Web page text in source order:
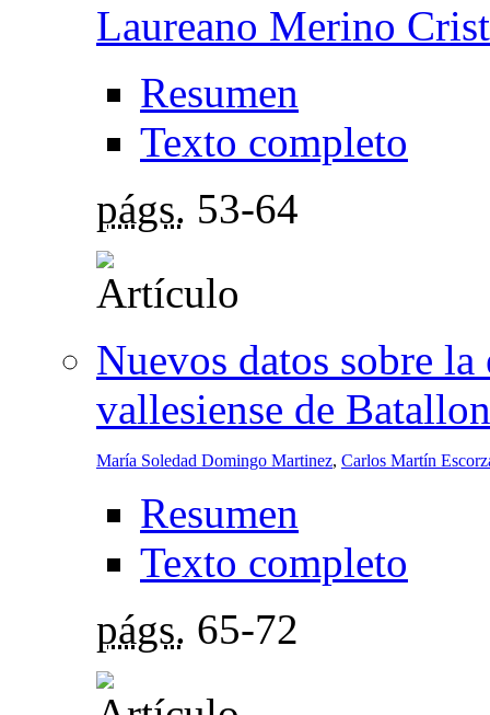
Laureano Merino
Resumen
Texto completo
págs. 53-64
Nuevos datos sobre
vallesiense de
María Soledad Domingo Martinez, Carlos Martín
Resumen
Texto completo
págs. 65-72